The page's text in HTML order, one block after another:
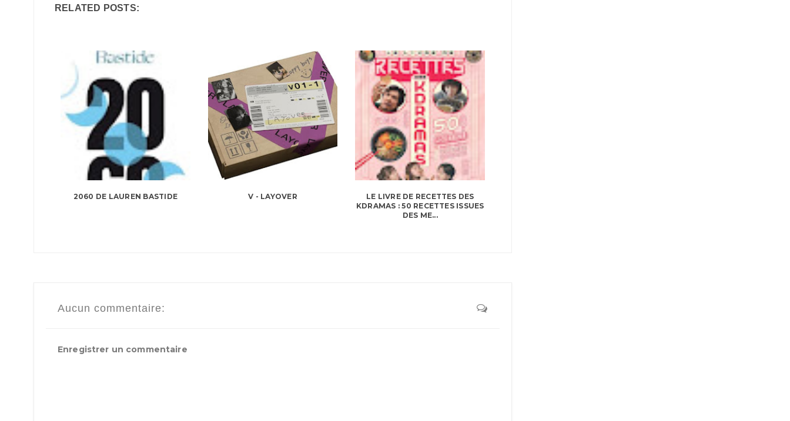
RELATED POSTS:
2060 DE LAUREN BASTIDE V - LAYOVER
LE LIVRE DE RECETTES DES
KDRAMAS : 50 RECETTES ISSUES
DES ME...
Aucun commentaire:
Enregistrer un commentaire